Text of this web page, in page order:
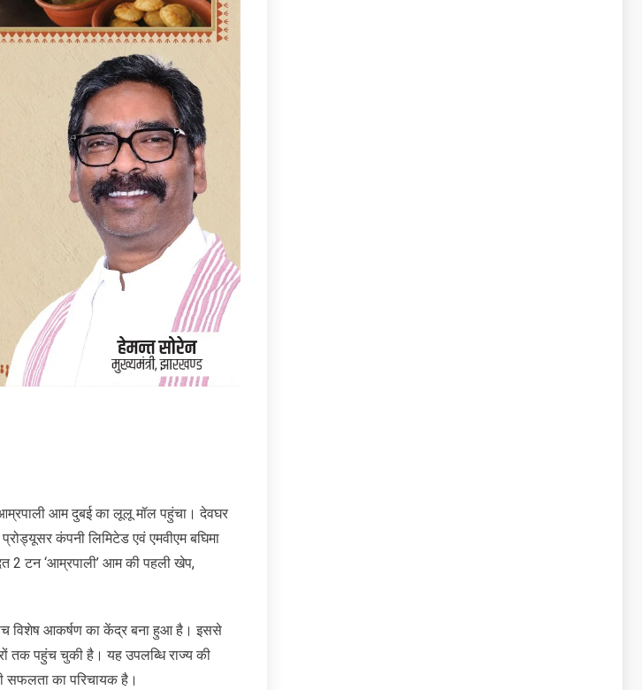
आम दुबई का लूलू मॉल पहुंचा। देवघर
कंपनी लिमिटेड एवं एमवीएम बघिमा
2 टन ‘आम्रपाली’ आम की पहली खेप,
विशेष आकर्षण का केंद्र बना हुआ है। इससे
तक पहुंच चुकी है। यह उपलब्धि राज्य की
सफलता का परिचायक है।